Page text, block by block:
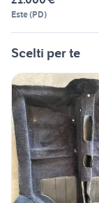
Este(PD)
Scelti per te